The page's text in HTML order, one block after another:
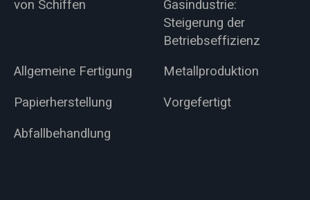
von Schiffen
Gasindustrie:
Steigerung der
Betriebseffizienz
Allgemeine Fertigung
Metallproduktion
Papierherstellung
Vorgefertigt
Abfallbehandlung